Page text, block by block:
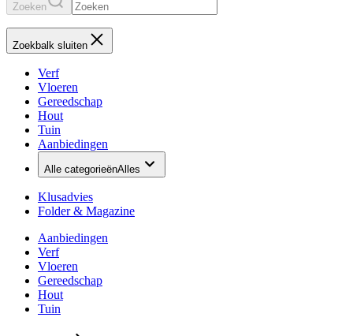
Zoeken
Zoekbalk sluiten
Verf
Vloeren
Gereedschap
Hout
Tuin
Aanbiedingen
Alle categorieënAlles
Klusadvies
Folder & Magazine
Aanbiedingen
Verf
Vloeren
Gereedschap
Hout
Tuin